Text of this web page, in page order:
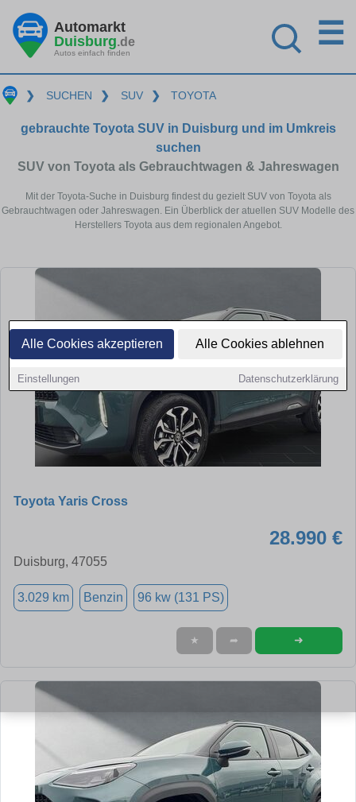
Alle Cookies akzeptieren Alle Cookies ablehnen
Einstellungen Datenschutzerklärung
Automarkt
Duisburg.de
Autos einfach finden
☰
❯ SUCHEN ❯ SUV ❯ TOYOTA
gebrauchte Toyota SUV in Duisburg und im Umkreis
suchen
SUV von Toyota als Gebrauchtwagen & Jahreswagen
Mit der Toyota-Suche in Duisburg findest du gezielt SUV von Toyota als
Gebrauchtwagen oder Jahreswagen. Ein Überblick der atuellen SUV Modelle des
Herstellers Toyota aus dem regionalen Angebot.
Toyota Yaris Cross
28.990 €
Duisburg, 47055
3.029 km Benzin 96 kw (131 PS)
★ ➦ ➜